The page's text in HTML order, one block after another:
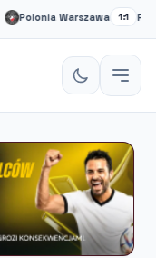
Polonia Warszawa 1:1 Ruch